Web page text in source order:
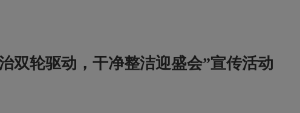
双轮驱动，干净整洁迎盛会”宣传活动